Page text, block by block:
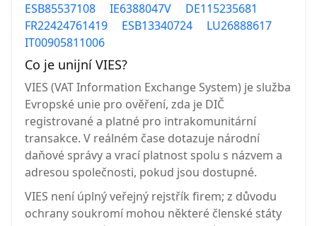
ESB85537108 IE6388047V
DE115235681
FR22424761419
ESB13340724
LU26888617
IT00905811006
Co je unijní VIES?
VIES (VAT Information Exchange System) je služba
Evropské unie pro ověření, zda je DIČ
registrované a platné pro intrakomunitární
transakce. V reálném čase dotazuje národní
daňové správy a vrací platnost spolu s názvem a
adresou společnosti, pokud jsou dostupné.
VIES není úplný veřejný rejstřík firem; z důvodu
ochrany soukromí mohou některé členské státy